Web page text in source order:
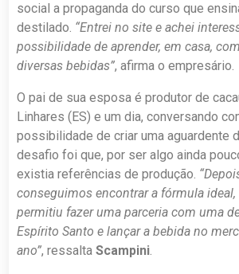
social a propaganda do curso que
destilado. “Entrei no site e achei
possibilidade de aprender, em casa,
diversas bebidas”, afirma o empresário.
O pai de sua esposa é produtor de
Linhares (ES) e um dia, conversando
possibilidade de criar uma aguardente
desafio foi que, por ser algo ainda
existia referências de produção.
conseguimos encontrar a fórmula
permitiu fazer uma parceria com uma
Espírito Santo e lançar a bebida no
ano”, ressaltaScampini.